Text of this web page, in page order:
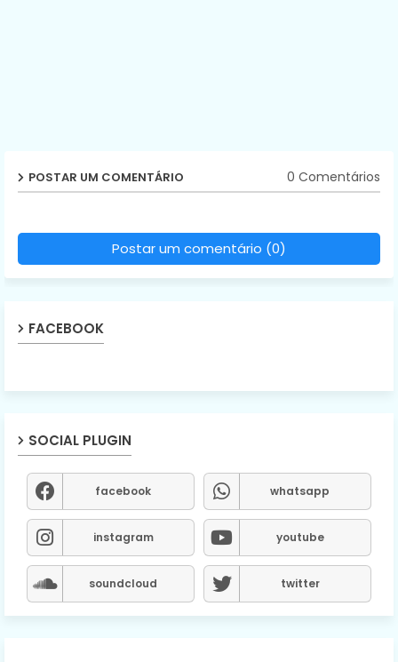
POSTAR UM COMENTÁRIO 0 Comentários
Postar um comentário (0)
FACEBOOK
SOCIAL PLUGIN
facebook whatsapp
instagram youtube
soundcloud twitter